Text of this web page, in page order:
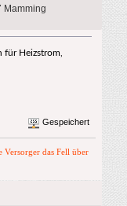
Mamming
für Heizstrom,
Gespeichert
Versorger das Fell über